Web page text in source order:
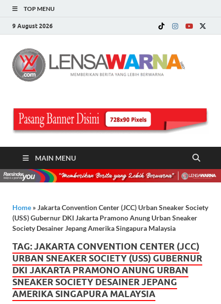
TOP MENU
9 August 2026
MAIN MENU
Home » Jakarta Convention Center (JCC) Urban Sneaker Society
(USS) Gubernur DKI Jakarta Pramono Anung Urban Sneaker
Society Desainer Jepang Amerika Singapura Malaysia
TAG:JAKARTA CONVENTION CENTER (JCC)
URBAN SNEAKER SOCIETY (USS) GUBERNUR
DKI JAKARTA PRAMONO ANUNG URBAN
SNEAKER SOCIETY DESAINER JEPANG
AMERIKA SINGAPURA MALAYSIA